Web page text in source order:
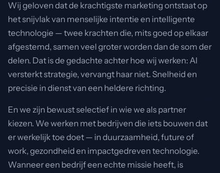
Wij geloven dat de krachtigste marketing ontstaat op
het snijvlak van menselijke intentie en intelligente
technologie — twee krachten die, mits goed op elkaar
afgestemd, samen veel groter worden dan de som der
delen. Dat is de gedachte achter hoe wij werken: AI
versterkt strategie, vervangt haar niet. Snelheid en
precisie in dienst van een heldere richting.
En we zijn bewust selectief in wie we als partner
kiezen. We werken met bedrijven die iets bouwen dat
er werkelijk toe doet — in duurzaamheid, future of
work, gezondheid en impactgedreven technologie.
Wanneer een bedrijf een echte missie heeft, is